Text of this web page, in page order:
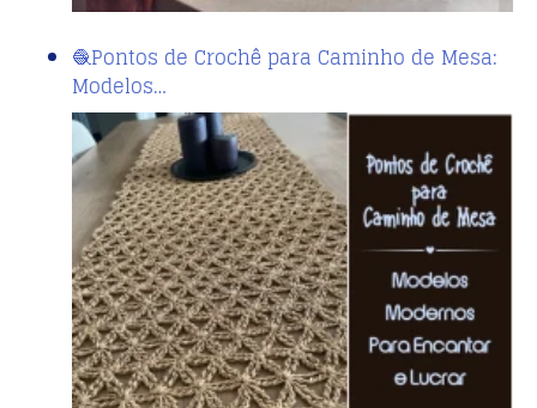
🧶Pontos de Crochê para Caminho de Mesa:
Modelos…